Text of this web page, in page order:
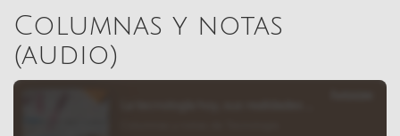
Columnas y notas
(audio)